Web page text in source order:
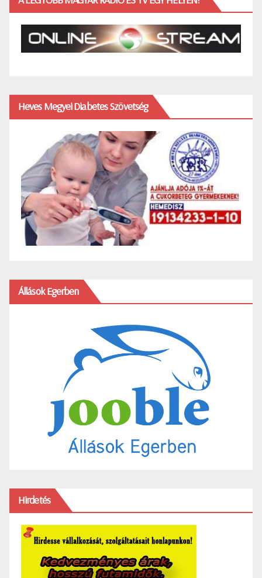
Heves Megyei Diabetes Szövetség
Állások Egerben
Hirdetés